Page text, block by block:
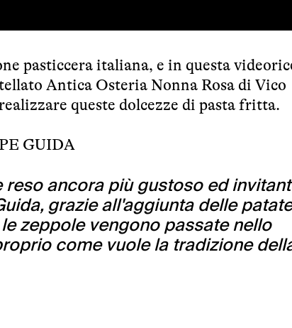
pasticcera italiana, e in questa
Antica Osteria Nonna Rosa di Vico
queste dolcezze di pasta fritta.
GUIDA
ancora più gustoso ed
grazie all'aggiunta delle
zeppole vengono passate nello
come vuole la tradizione